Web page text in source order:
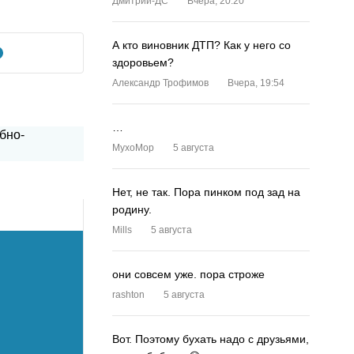
А кто виновник ДТП? Как у него со
здоровьем?
Александр Трофимов Вчера, 19:54
MyxoMop 5 августа
Нет, не так. Пора пинком под зад на
родину.
Mills 5 августа
они совсем уже. пора строже
rashton 5 августа
Вот. Поэтому бухать надо с друзьями,